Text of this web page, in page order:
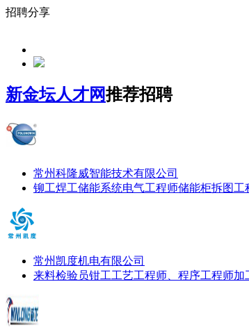
招聘分享
新金坛人才网推荐招聘
常州科隆威智能技术有限公司
铆工焊工储能系统电气工程师储能柜拆图工
常州凯度机电有限公司
来料检验员钳工工艺工程师、程序工程师加